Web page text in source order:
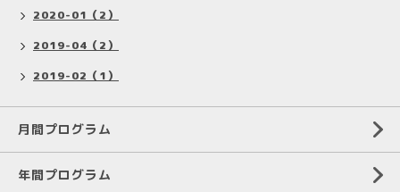
2020-01（2）
2019-04（2）
2019-02（1）
月間プログラム
年間プログラム